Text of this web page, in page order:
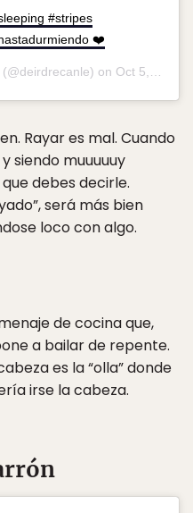
#stripes
❤️
(@deirdrecanle) on Oct 5, 2016 at 6:15am PDT
Rayar es mal. Cuando
siendo muuuuuy
debes decirle.
será más bien
loco con algo.
de cocina que,
a bailar de repente.
es la “olla” donde
irse la cabeza.